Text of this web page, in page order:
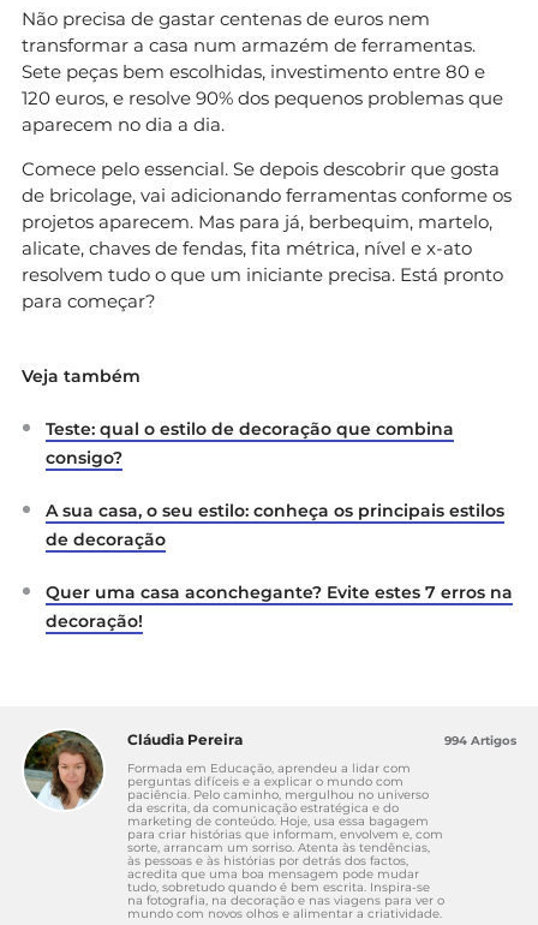
Não precisa de gastar centenas de euros nem
transformar a casa num armazém de ferramentas.
Sete peças bem escolhidas, investimento entre 80 e
120 euros, e resolve 90% dos pequenos problemas que
aparecem no dia a dia.
Comece pelo essencial. Se depois descobrir que gosta
de bricolage, vai adicionando ferramentas conforme os
projetos aparecem. Mas para já, berbequim, martelo,
alicate, chaves de fendas, fita métrica, nível e x-ato
resolvem tudo o que um iniciante precisa. Está pronto
para começar?
Veja também
Teste: qual o estilo de decoração que combina
consigo?
A sua casa, o seu estilo: conheça os principais estilos
de decoração
Quer uma casa aconchegante? Evite estes 7 erros na
decoração!
Cláudia Pereira
Formada em Educação, aprendeu a lidar com
perguntas difíceis e a explicar o mundo com
paciência. Pelo caminho, mergulhou no universo
da escrita, da comunicação estratégica e do
marketing de conteúdo. Hoje, usa essa bagagem
para criar histórias que informam, envolvem e, com
sorte, arrancam um sorriso. Atenta às tendências,
às pessoas e às histórias por detrás dos factos,
acredita que uma boa mensagem pode mudar
tudo, sobretudo quando é bem escrita. Inspira-se
na fotografia, na decoração e nas viagens para ver o
mundo com novos olhos e alimentar a criatividade.
994 Artigos